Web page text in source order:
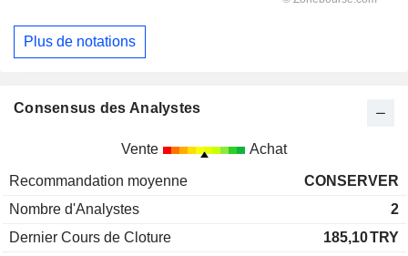
Plus de notations
Consensus des Analystes
Vente Achat
Recommandation moyenne
CONSERVER
Nombre d'Analystes
2
Dernier Cours de Cloture
185,10TRY